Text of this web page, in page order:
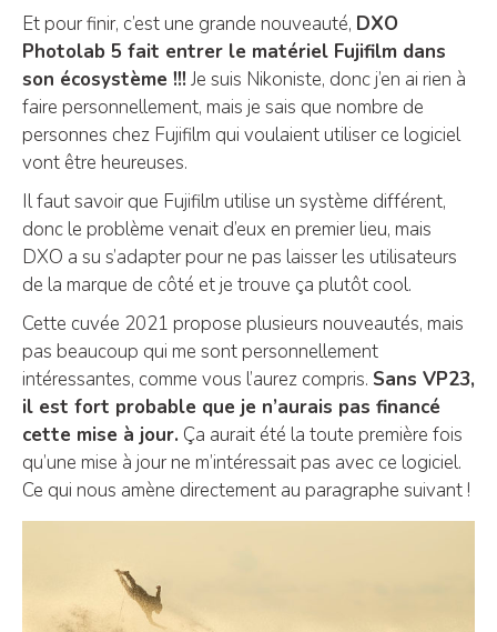
Et pour finir, c’est une grande nouveauté, DXO
Photolab 5 fait entrer le matériel Fujifilm dans
son écosystème !!! Je suis Nikoniste, donc j’en ai rien à
faire personnellement, mais je sais que nombre de
personnes chez Fujifilm qui voulaient utiliser ce logiciel
vont être heureuses.
Il faut savoir que Fujifilm utilise un système différent,
donc le problème venait d’eux en premier lieu, mais
DXO a su s’adapter pour ne pas laisser les utilisateurs
de la marque de côté et je trouve ça plutôt cool.
Cette cuvée 2021 propose plusieurs nouveautés, mais
pas beaucoup qui me sont personnellement
intéressantes, comme vous l’aurez compris. Sans VP23,
il est fort probable que je n’aurais pas financé
cette mise à jour. Ça aurait été la toute première fois
qu’une mise à jour ne m’intéressait pas avec ce logiciel.
Ce qui nous amène directement au paragraphe suivant !